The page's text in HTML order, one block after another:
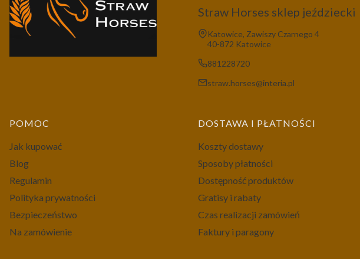
Straw Horses sklep jeździecki
Adres:
Katowice, Zawiszy Czarnego 4
40-872 Katowice
881228720
straw.horses@interia.pl
Linki w stopce
POMOC
Jak kupować
Blog
Regulamin
Polityka prywatności
Bezpieczeństwo
Na zamówienie
DOSTAWA I PŁATNOŚCI
Koszty dostawy
Sposoby płatności
Dostępność produktów
Gratisy i rabaty
Czas realizacji zamówień
Faktury i paragony